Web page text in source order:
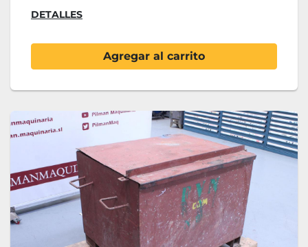
DETALLES
Agregar al carrito